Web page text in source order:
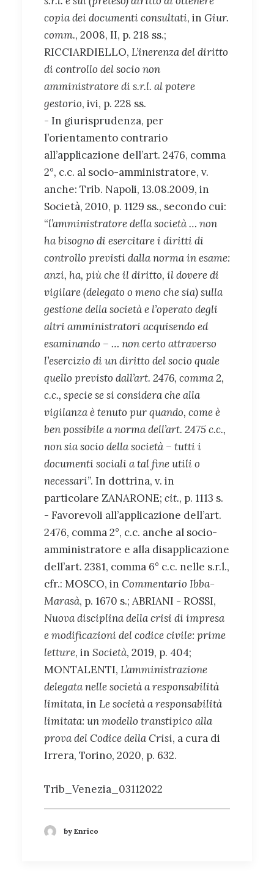
copia dei documenti consultati, in Giur.
comm., 2008, II, p. 218 ss.;
RICCIARDIELLO, L’inerenza del diritto
di controllo del socio non
amministratore di s.r.l. al potere
gestorio, ivi, p. 228 ss.
- In giurisprudenza, per
l’orientamento contrario
all’applicazione dell’art. 2476, comma
2°, c.c. al socio-amministratore, v.
anche: Trib. Napoli, 13.08.2009, in
Società, 2010, p. 1129 ss., secondo cui:
“l’amministratore della società … non
ha bisogno di esercitare i diritti di
controllo previsti dalla norma in esame:
anzi, ha, più che il diritto, il dovere di
vigilare (delegato o meno che sia) sulla
gestione della società e l’operato degli
altri amministratori acquisendo ed
esaminando – … non certo attraverso
l’esercizio di un diritto del socio quale
quello previsto dall’art. 2476, comma 2,
c.c., specie se si considera che alla
vigilanza è tenuto pur quando, come è
ben possibile a norma dell’art. 2475 c.c.,
non sia socio della società – tutti i
documenti sociali a tal fine utili o
necessari”. In dottrina, v. in
particolare ZANARONE; cit., p. 1113 s.
- Favorevoli all’applicazione dell’art.
2476, comma 2°, c.c. anche al socio-
amministratore e alla disapplicazione
dell’art. 2381, comma 6° c.c. nelle s.r.l.,
cfr.: MOSCO, in Commentario Ibba-
Marasà, p. 1670 s.; ABRIANI - ROSSI,
Nuova disciplina della crisi di impresa
e modificazioni del codice civile: prime
letture, in Società, 2019, p. 404;
MONTALENTI, L’amministrazione
delegata nelle società a responsabilità
limitata, in Le società a responsabilità
limitata: un modello transtipico alla
prova del Codice della Crisi, a cura di
Irrera, Torino, 2020, p. 632.
Trib_Venezia_03112022
by Enrico